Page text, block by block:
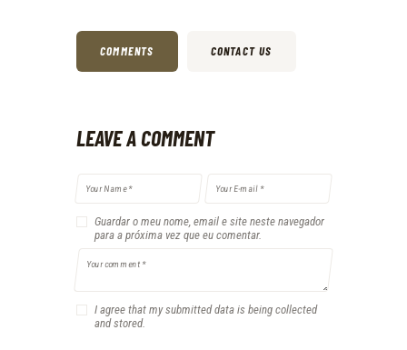
COMMENTS CONTACT US
LEAVE A COMMENT
Guardar o meu nome, email e site neste navegador
para a próxima vez que eu comentar.
I agree that my submitted data is being collected
and stored.